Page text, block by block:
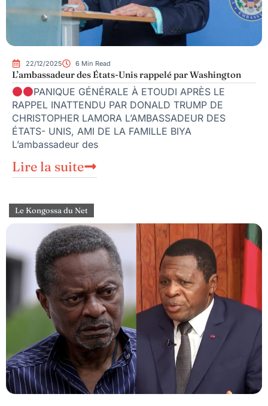
22/12/2025 6 Min Read
L’ambassadeur des États-Unis rappelé par Washington
PANIQUE GÉNÉRALE À ETOUDI APRÈS LE
RAPPEL INATTENDU PAR DONALD TRUMP DE
CHRISTOPHER LAMORA L’AMBASSADEUR DES
ÉTATS- UNIS, AMI DE LA FAMILLE BIYA
L’ambassadeur des
Lire la suite
Le Kongossa du Net